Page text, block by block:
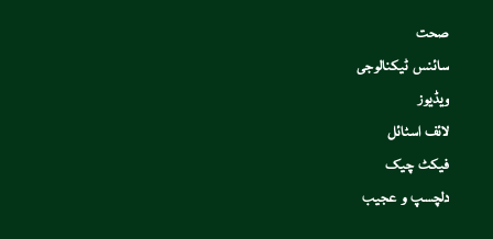
صحت
سائنس ٹیکنالوجی
ویڈیوز
لائف اسٹائل
فیکٹ چیک
دلچسپ و عجیب